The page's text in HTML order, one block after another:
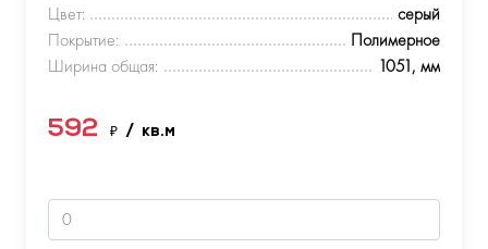
Цвет:
серый
Покрытие:
Полимерное
Ширина общая:
1051, мм
592 ₽ / кв.м